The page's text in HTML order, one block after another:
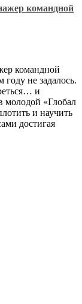
командной
командной
году не задалось.
и
молодой «Глобал
и научить
достигая